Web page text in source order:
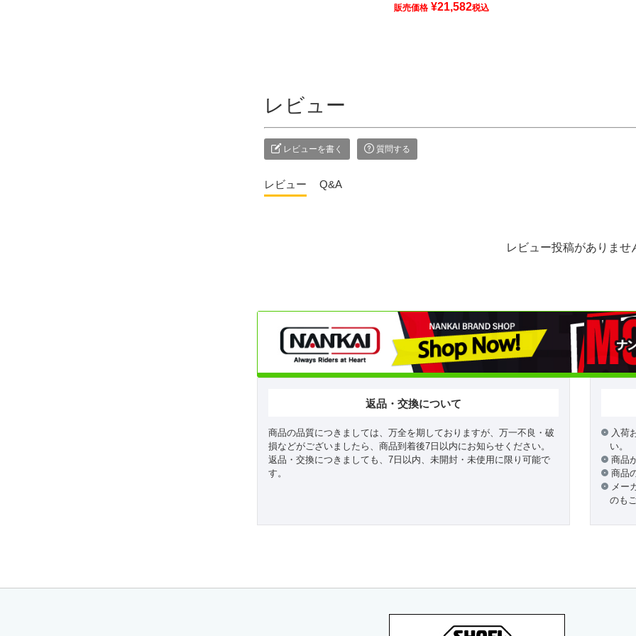
販売価格 ¥21,582税込
レビュー
レビューを書く 質問する
レビュー Q&A
レビュー投稿がありませ
返品・交換について
商品の品質につきましては、万全を期しておりますが、万一不良・破
損などがございましたら、商品到着後7日以内にお知らせください。
返品・交換につきましても、7日以内、未開封・未使用に限り可能で
す。
入荷
い。
商品
商品
メー
のも